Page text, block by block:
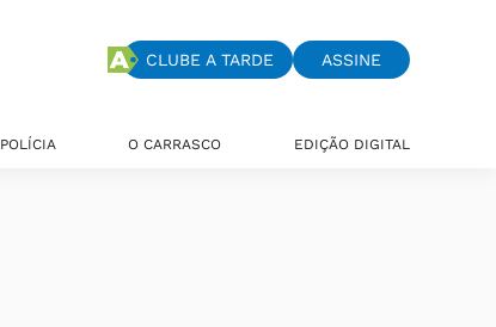
CLUBE A TARDE ASSINE
POLÍCIA O CARRASCO EDIÇÃO DIGITAL